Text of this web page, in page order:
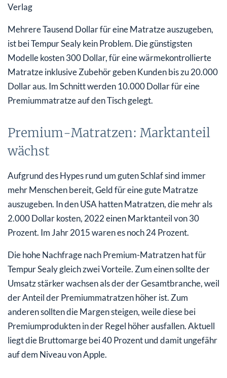
Verlag
Mehrere Tausend Dollar für eine Matratze auszugeben,
ist bei Tempur Sealy kein Problem. Die günstigsten
Modelle kosten 300 Dollar, für eine wärmekontrollierte
Matratze inklusive Zubehör geben Kunden bis zu 20.000
Dollar aus. Im Schnitt werden 10.000 Dollar für eine
Premiummatratze auf den Tisch gelegt.
Premium-Matratzen: Marktanteil
wächst
Aufgrund des Hypes rund um guten Schlaf sind immer
mehr Menschen bereit, Geld für eine gute Matratze
auszugeben. In den USA hatten Matratzen, die mehr als
2.000 Dollar kosten, 2022 einen Marktanteil von 30
Prozent. Im Jahr 2015 waren es noch 24 Prozent.
Die hohe Nachfrage nach Premium-Matratzen hat für
Tempur Sealy gleich zwei Vorteile. Zum einen sollte der
Umsatz stärker wachsen als der der Gesamtbranche, weil
der Anteil der Premiummatratzen höher ist. Zum
anderen sollten die Margen steigen, weile diese bei
Premiumprodukten in der Regel höher ausfallen. Aktuell
liegt die Bruttomarge bei 40 Prozent und damit ungefähr
auf dem Niveau von Apple.